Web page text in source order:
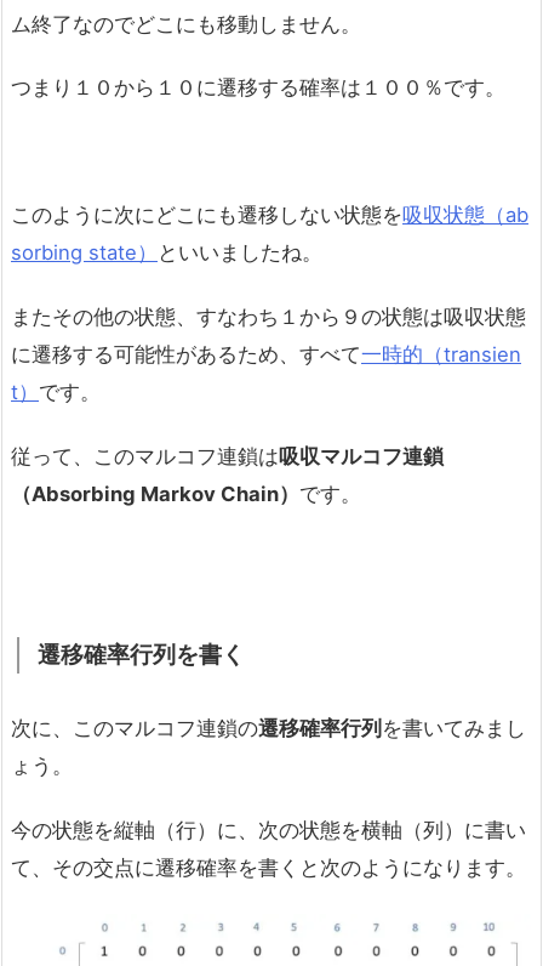
ム終了なのでどこにも移動しません。
つまり１０から１０に遷移する確率は１００％です。
このように次にどこにも遷移しない状態を吸収状態（ab
sorbing state）
といいましたね。
またその他の状態、すなわち１から９の状態は吸収状態
に遷移する可能性があるため、すべて一時的（transien
t） です。
従って、このマルコフ連鎖は吸収マルコフ連鎖
（Absorbing Markov Chain） です。
遷移確率行列を書く
次に、このマルコフ連鎖の遷移確率行列 を書いてみまし
ょう。
今の状態を縦軸（行）に、次の状態を横軸（列）に書い
て、その交点に遷移確率を書くと次のようになります。